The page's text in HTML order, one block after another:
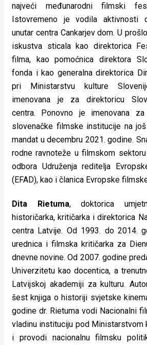
najveći međunarodni filmski
Istovremeno je vodila aktivnosti
unutar centra Cankarjev dom. U
iskustva sticala kao direktorica
filma, kao pomoćnica direktora
fonda i kao generalna direktorica
pri Ministarstvu kulture
imenovana je za direktoricu
centra. Ponovno je imenovana
slovenačke filmske institucije na
mandat u decembru 2021. godine.
rodne ravnoteže u filmskom
odbora Udruženja reditelja
(EFAD), kao i članica Evropske
Dita Rietuma, doktorica
historičarka, kritičarka i direktorica
centra Latvije. Od 1993. do 2014.
urednica i filmska kritičarka za
dnevne novine. Od 2007. godine
Univerzitetu kao docentica, a
Latvijskoj akademiji za kulturu.
šest knjiga o historiji svjetske
godine dr. Rietuma vodi Nacionalni
vladinu instituciju pod Ministarstvom
i provodi nacionalnu filmsku